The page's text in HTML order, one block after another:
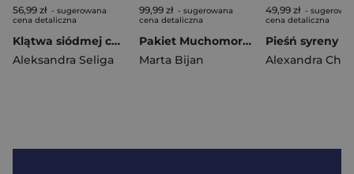
56,99 zł - sugerowana
cena detaliczna
Klątwa siódmej córki. Duch Gór. Tom 1
Aleksandra Seliga
99,99 zł - sugerowana
cena detaliczna
Pakiet Muchomory w cukrze / Wakacje pod morzem
Marta Bijan
49,99 zł -
cena detaliczna
Pieśń syreny
Alexandra